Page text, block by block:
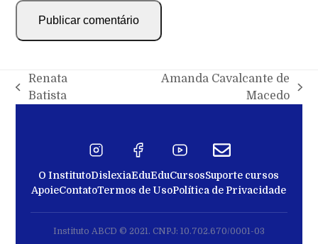
Renata
Batista
Amanda Cavalcante de
Macedo
O InstitutoDislexiaEduEduCursosSuporte cursos
ApoieContatoTermos de UsoPolítica de Privacidade
Instituto ABCD © 2021. CNPJ: 10.702.670/0001-03